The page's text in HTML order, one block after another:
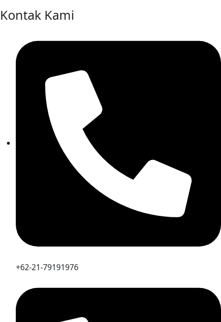
Kontak Kami
+62-21-79191976